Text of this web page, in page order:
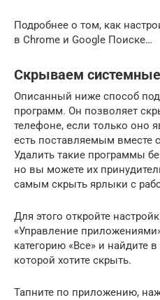
Подробнее о том, как
в Chrome и Google Поиске…
Скрываем
Описанный ниже способ
программ. Он позволяет
телефоне, если только оно
есть поставляемым вместе
Удалить такие программы
но вы можете их
самым скрыть ярлыки с
Для этого откройте
«Управление
категорию «Все» и найдите
которой хотите скрыть.
Тапните по приложению,